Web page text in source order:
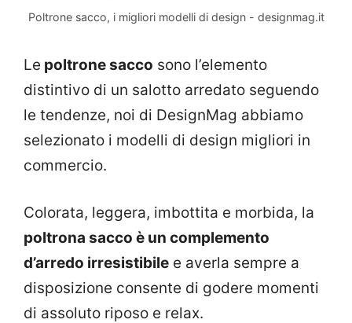
Poltrone sacco, i migliori modelli di design - designmag.it
Le poltrone sacco sono l’elemento
distintivo di un salotto arredato seguendo
le tendenze, noi di DesignMag abbiamo
selezionato i modelli di design migliori in
commercio.
Colorata, leggera, imbottita e morbida, la
poltrona sacco è un complemento
d’arredo irresistibile e averla sempre a
disposizione consente di godere momenti
di assoluto riposo e relax.